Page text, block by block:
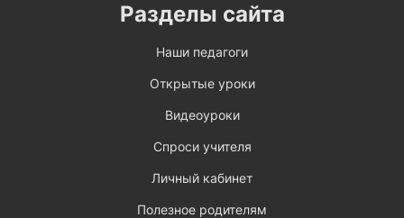
Разделы сайта
Наши педагоги
Открытые уроки
Видеоуроки
Спроси учителя
Личный кабинет
Полезное родителям